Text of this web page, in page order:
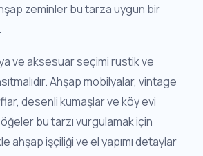
zeminler bu tarza uygun bir
ve aksesuar seçimi rustik ve
Ahşap mobilyalar, vintage
desenli kumaşlar ve köy evi
bu tarzı vurgulamak için
ahşap işçiliği ve el yapımı detaylar